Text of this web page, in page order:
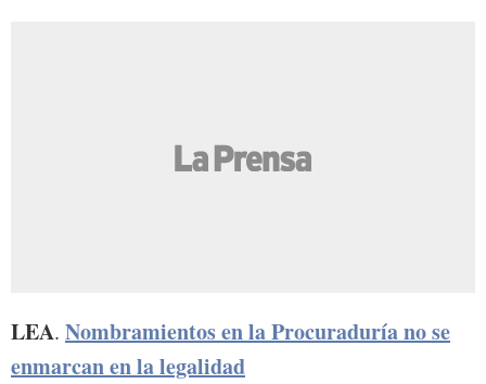
LEA. Nombramientos en la Procuraduría no se
enmarcan en la legalidad